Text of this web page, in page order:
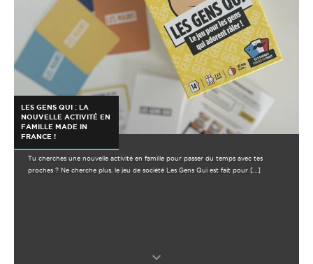
LES GENS QUI : LA
NOUVELLE ACTIVITÉ EN
FAMILLE MADE IN
FRANCE !
Tu cherches une nouvelle activité en famille pour passer du temps avec tes
proches ? Ne cherche plus, le jeu de société Les Gens Qui est fait pour […]